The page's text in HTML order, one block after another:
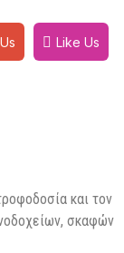
Like Us
και τον
σκαφών